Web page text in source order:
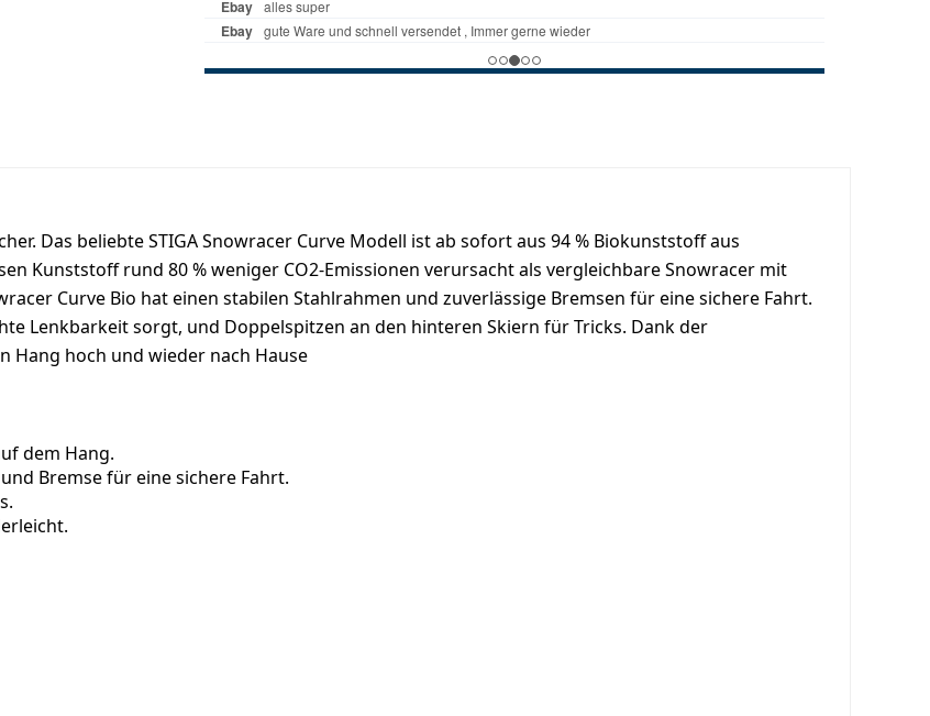
Das beliebte STIGA Snowracer Curve Modell ist ab sofort aus 94 % Biokunststoff aus
Kunststoff rund 80 % weniger CO2-Emissionen verursacht als vergleichbare Snowracer mit
Curve Bio hat einen stabilen Stahlrahmen und zuverlässige Bremsen für eine sichere Fahrt.
Lenkbarkeit sorgt, und Doppelspitzen an den hinteren Skiern für Tricks. Dank der
Hang hoch und wieder nach Hause
dem Hang.
Bremse für eine sichere Fahrt.